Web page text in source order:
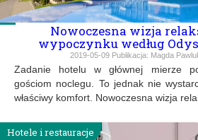
Nowoczesna wizja
wypoczynku według
2019-05-09Publikacja: Magda
Zadanie hotelu w głównej mierze
gościom noclegu. To jednak nie
właściwy komfort. Nowoczesna wizja
Hotele i restauracje